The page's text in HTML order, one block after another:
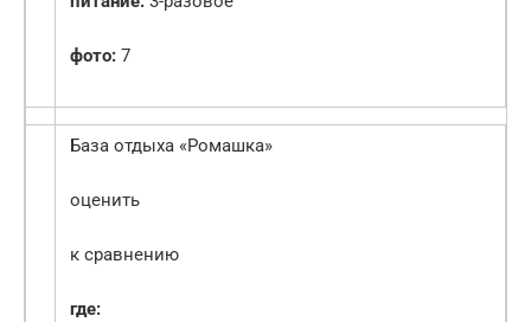
фото: 7
База отдыха «Ромашка»
оценить
к сравнению
где: